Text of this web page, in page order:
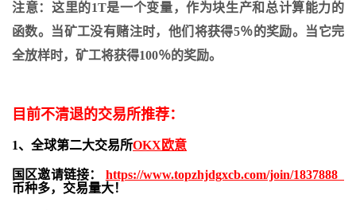
注意：这里的1T是一个变量，作为块生产和总计算能力的
函数。当矿工没有赌注时，他们将获得5％的奖励。当它完
全放样时，矿工将获得100％的奖励。
目前不清退的交易所推荐：
1、全球第二大交易所OKX欧意
国区邀请链接： https://www.topzhjdgxcb.com/join/1837888
币种多，交易量大！